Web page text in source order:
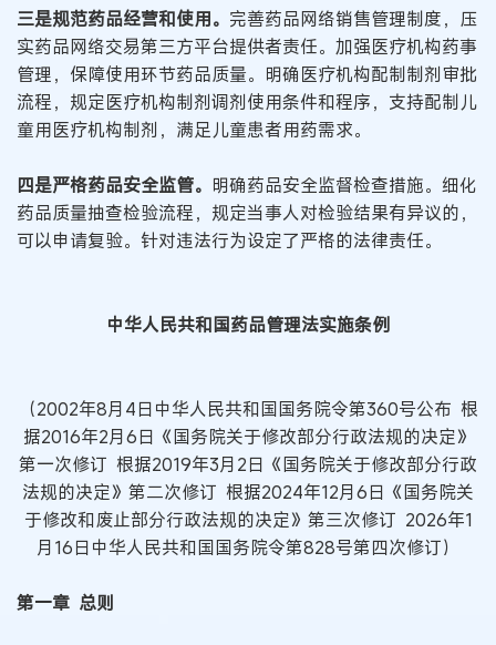
三是规范药品经营和使用。 完善药品网络销售管理制度，压
实药品网络交易第三方平台提供者责任。加强医疗机构药事
管理，保障使用环节药品质量。明确医疗机构配制制剂审批
流程，规定医疗机构制剂调剂使用条件和程序，支持配制儿
童用医疗机构制剂，满足儿童患者用药需求。
四是严格药品安全监管。 明确药品安全监督检查措施。细化
药品质量抽查检验流程，规定当事人对检验结果有异议的，
可以申请复验。针对违法行为设定了严格的法律责任。
中华人民共和国药品管理法实施条例
（2002年8月4日中华人民共和国国务院令第360号公布 根
据2016年2月6日《国务院关于修改部分行政法规的决定》
第一次修订 根据2019年3月2日《国务院关于修改部分行政
法规的决定》第二次修订 根据2024年12月6日《国务院关
于修改和废止部分行政法规的决定》第三次修订 2026年1
月16日中华人民共和国国务院令第828号第四次修订）
第一章 总则